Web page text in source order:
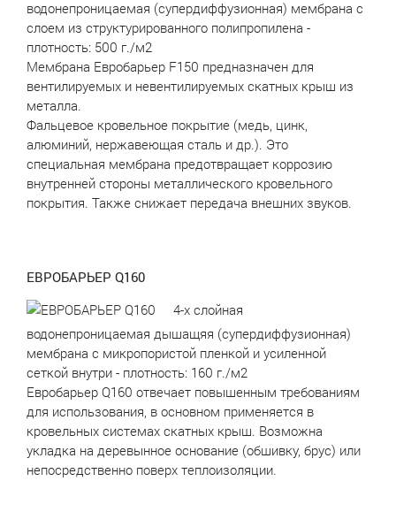
водонепроницаемая (супердиффузионная) мембрана с
слоем из структурированного полипропилена -
плотность: 500 г./м2
Мембрана Евробарьер F150 предназначен для
вентилируемых и невентилируемых скатных крыш из
металла.
Фальцевое кровельное покрытие (медь, цинк,
алюминий, нержавеющая сталь и др.). Это
специальная мембрана предотвращает коррозию
внутренней стороны металлического кровельного
покрытия. Также снижает передача внешних звуков.
ЕВРОБАРЬЕР Q160
4-х слойная
водонепроницаемая дышащяя (супердиффузионная)
мембрана с микропористой пленкой и усиленной
сеткой внутри - плотность: 160 г./м2
Евробарьер Q160 отвечает повышенным требованиям
для использования, в основном применяется в
кровельных системах скатных крыш. Возможна
укладка на деревынное основание (обшивку, брус) или
непосредственно поверх теплоизоляции.